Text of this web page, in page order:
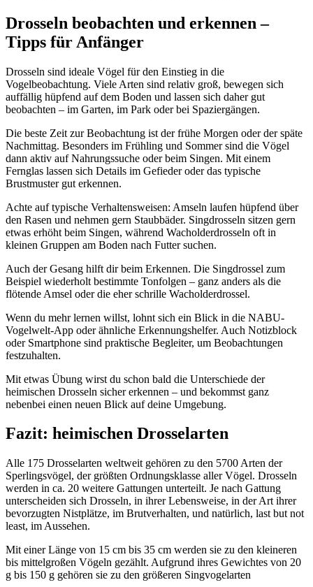
Drosseln beobachten und erkennen –
Tipps für Anfänger
Drosseln sind ideale Vögel für den Einstieg in die
Vogelbeobachtung. Viele Arten sind relativ groß, bewegen sich
auffällig hüpfend auf dem Boden und lassen sich daher gut
beobachten – im Garten, im Park oder bei Spaziergängen.
Die beste Zeit zur Beobachtung ist der frühe Morgen oder der späte
Nachmittag. Besonders im Frühling und Sommer sind die Vögel
dann aktiv auf Nahrungssuche oder beim Singen. Mit einem
Fernglas lassen sich Details im Gefieder oder das typische
Brustmuster gut erkennen.
Achte auf typische Verhaltensweisen: Amseln laufen hüpfend über
den Rasen und nehmen gern Staubbäder. Singdrosseln sitzen gern
etwas erhöht beim Singen, während Wacholderdrosseln oft in
kleinen Gruppen am Boden nach Futter suchen.
Auch der Gesang hilft dir beim Erkennen. Die Singdrossel zum
Beispiel wiederholt bestimmte Tonfolgen – ganz anders als die
flötende Amsel oder die eher schrille Wacholderdrossel.
Wenn du mehr lernen willst, lohnt sich ein Blick in die NABU-
Vogelwelt-App oder ähnliche Erkennungshelfer. Auch Notizblock
oder Smartphone sind praktische Begleiter, um Beobachtungen
festzuhalten.
Mit etwas Übung wirst du schon bald die Unterschiede der
heimischen Drosseln sicher erkennen – und bekommst ganz
nebenbei einen neuen Blick auf deine Umgebung.
Fazit: heimischen Drosselarten
Alle 175 Drosselarten weltweit gehören zu den 5700 Arten der
Sperlingsvögel, der größten Ordnungsklasse aller Vögel. Drosseln
werden in ca. 20 weitere Gattungen unterteilt. Je nach Gattung
unterscheiden sich Drosseln, in ihrer Lebensweise, in der Art ihrer
bevorzugten Nistplätze, im Brutverhalten, und natürlich, last but not
least, im Aussehen.
Mit einer Länge von 15 cm bis 35 cm werden sie zu den kleineren
bis mittelgroßen Vögeln gezählt. Aufgrund ihres Gewichtes von 20
g bis 150 g gehören sie zu den größeren Singvogelarten